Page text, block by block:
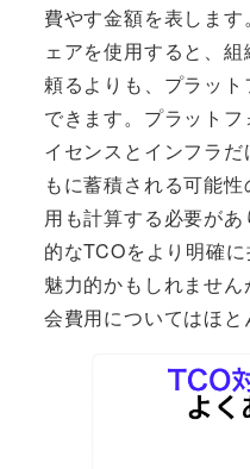
費やす金額を表しま
ェアを使用すると、
頼るよりも、プラッ
できます。プラット
イセンスとインフラ
もに蓄積される可能
用も計算する必要が
的なTCOをより明確
魅力的かもしれませ
会費用についてはほと